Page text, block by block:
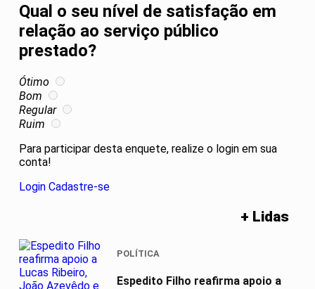
Qual o seu nível de satisfação em
relação ao serviço público
prestado?
Ótimo
Bom
Regular
Ruim
Para participar desta enquete, realize o login em sua
conta!
Login Cadastre-se
+ Lidas
POLÍTICA
Espedito Filho reafirma apoio a